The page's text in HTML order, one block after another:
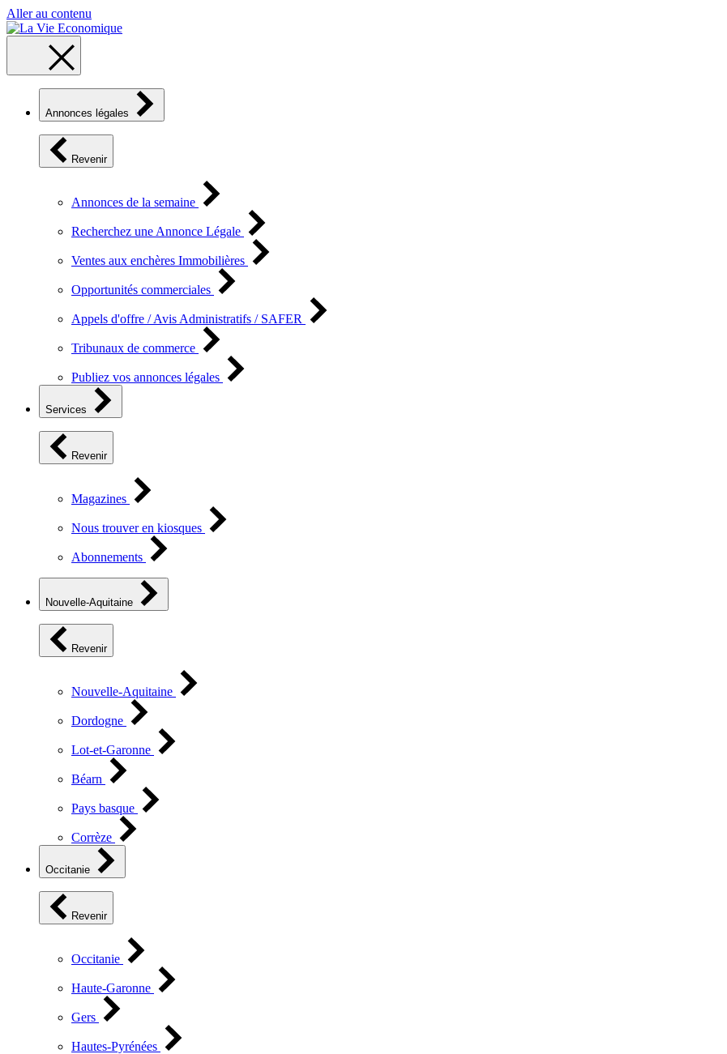
Aller au contenu
Annonces légales
Revenir
Annonces de la semaine
Recherchez une Annonce Légale
Ventes aux enchères Immobilières
Opportunités commerciales
Appels d'offre / Avis Administratifs / SAFER
Tribunaux de commerce
Publiez vos annonces légales
Services
Revenir
Magazines
Nous trouver en kiosques
Abonnements
Nouvelle-Aquitaine
Revenir
Nouvelle-Aquitaine
Dordogne
Lot-et-Garonne
Béarn
Pays basque
Corrèze
Occitanie
Revenir
Occitanie
Haute-Garonne
Gers
Hautes-Pyrénées